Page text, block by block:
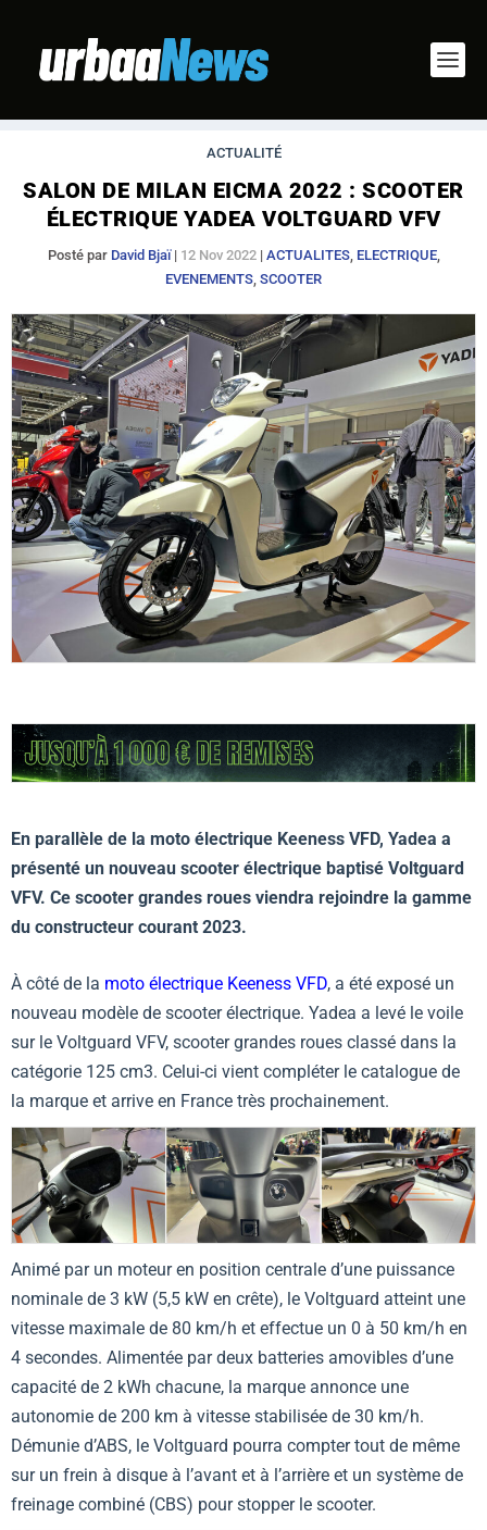
ACTUALITÉ
SALON DE MILAN EICMA 2022 : SCOOTER
ÉLECTRIQUE YADEA VOLTGUARD VFV
Posté par David Bjaï| 12 Nov 2022| ACTUALITES, ELECTRIQUE,
EVENEMENTS, SCOOTER
En parallèle de la moto électrique Keeness VFD, Yadea a
présenté un nouveau scooter électrique baptisé Voltguard
VFV. Ce scooter grandes roues viendra rejoindre la gamme
du constructeur courant 2023.
À côté de la moto électrique Keeness VFD, a été exposé un
nouveau modèle de scooter électrique. Yadea a levé le voile
sur le Voltguard VFV, scooter grandes roues classé dans la
catégorie 125 cm3. Celui-ci vient compléter le catalogue de
la marque et arrive en France très prochainement.
Animé par un moteur en position centrale d’une puissance
nominale de 3 kW (5,5 kW en crête), le Voltguard atteint une
vitesse maximale de 80 km/h et effectue un 0 à 50 km/h en
4 secondes. Alimentée par deux batteries amovibles d’une
capacité de 2 kWh chacune, la marque annonce une
autonomie de 200 km à vitesse stabilisée de 30 km/h.
Démunie d’ABS, le Voltguard pourra compter tout de même
sur un frein à disque à l’avant et à l’arrière et un système de
freinage combiné (CBS) pour stopper le scooter.